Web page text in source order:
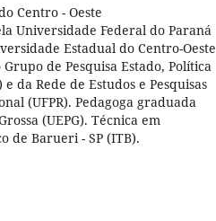
Centro - Oeste
Universidade Federal do Paraná
Estadual do Centro-Oeste
de Pesquisa Estado, Política
da Rede de Estudos e Pesquisas
(UFPR). Pedagoga graduada
(UEPG). Técnica em
de Barueri - SP (ITB).